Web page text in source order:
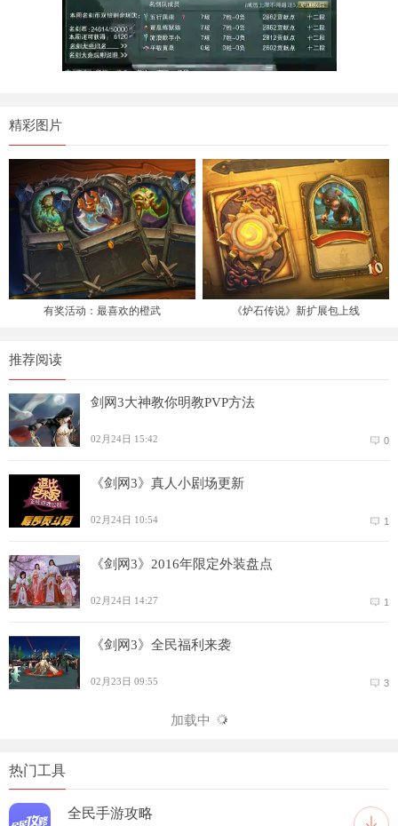
精彩图片
有奖活动：最喜欢的橙武 《炉石传说》新扩展包上线
推荐阅读
剑网3大神教你明教PVP方法
02月24日 15:42 0
《剑网3》真人小剧场更新
02月24日 10:54 1
《剑网3》2016年限定外装盘点
02月24日 14:27 1
《剑网3》全民福利来袭
02月23日 09:55 3
加载中
热门工具
全民手游攻略